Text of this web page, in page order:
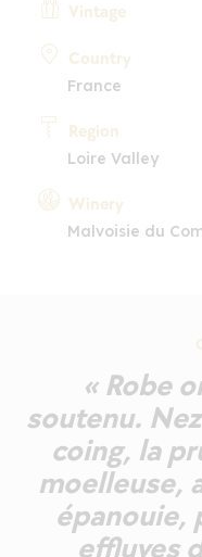
Vintage
Country
France
Region
Loire Valley
Winery
Malvoisie du
« Robe
soutenu.
coing, la
moelleuse,
épanouie,
effluves